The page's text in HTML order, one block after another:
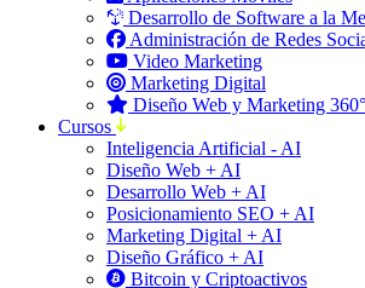
Desarrollo de Software a la
Administración de Redes
Video Marketing
Marketing Digital
Diseño Web y Marketing 360°
Cursos
Inteligencia Artificial - AI
Diseño Web + AI
Desarrollo Web + AI
Posicionamiento SEO + AI
Marketing Digital + AI
Diseño Gráfico + AI
Bitcoin y Criptoactivos